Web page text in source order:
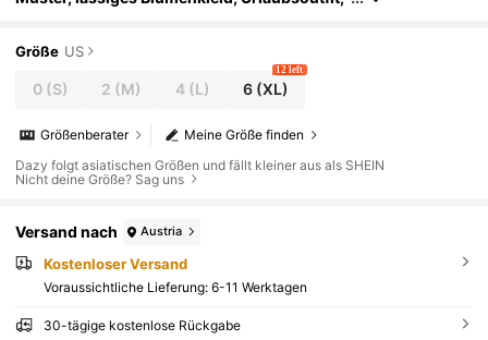
Größe US
0 (S) 2 (M) 4(L) 6 (XL)
12 left
Meine Größe finden
Größenberater
Dazy folgt asiatischen Größen und fällt kleiner aus als SHEIN
Nicht deine Größe? Sag uns
Versand nach Austria
Kostenloser Versand
Voraussichtliche Lieferung: 6-11 Werktagen
30-tägige kostenlose Rückgabe